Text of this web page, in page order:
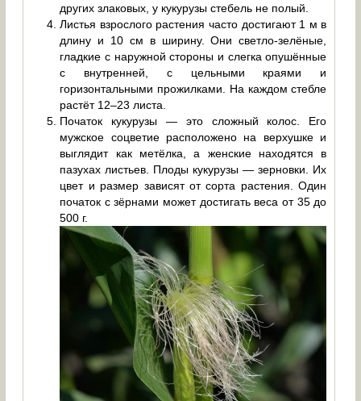
других злаковых, у кукурузы стебель не полый.
Листья взрослого растения часто достигают 1 м в
длину и 10 см в ширину. Они светло-зелёные,
гладкие с наружной стороны и слегка опушённые
с внутренней, с цельными краями и
горизонтальными прожилками. На каждом стебле
растёт 12–23 листа.
Початок кукурузы — это сложный колос. Его
мужское соцветие расположено на верхушке и
выглядит как метёлка, а женские находятся в
пазухах листьев. Плоды кукурузы — зерновки. Их
цвет и размер зависят от сорта растения. Один
початок с зёрнами может достигать веса от 35 до
500 г.